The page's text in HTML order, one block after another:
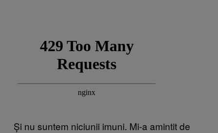
Și nu suntem niciunii imuni. Mi-a amintit de